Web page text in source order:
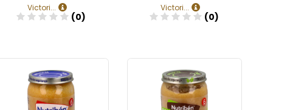
Victori...
(0)
Victori...
(0)